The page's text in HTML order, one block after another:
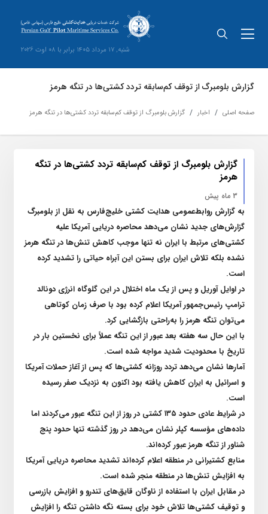
شنبه, 17 مرداد 1405 برابر با 08 اوت 2026
گزارش بلومبرگ از توقف کم‌سابقه تردد کشتی‌ها در تنگه هرمز
صفحه اصلی اخبار گزارش بلومبرگ از توقف کم‌سابقه تردد کشتی‌ها در تنگه هرمز
گزارش بلومبرگ از توقف کم‌سابقه تردد کشتی‌ها در تنگه
هرمز
3 ماه پیش
به گزارش روابط‌عمومی هدایت کشتی خلیج‌فارس به نقل از بلومبرگ
گزارش‌های جدید نشان می‌دهد محاصره دریایی آمریکا علیه
کشتی‌های مرتبط با ایران نه تنها موجب کاهش تنش‌ها در تنگه هرمز
نشده بلکه تلاش ایران برای بستن این آبراه حیاتی را تشدید کرده
است.
در اوایل آوریل و پس از یک ماه اختلال در این گلوگاه انرژی دونالد
ترامپ رئیس‌جمهور آمریکا اعلام کرده بود با صرف زمان کوتاهی
می‌توان تنگه هرمز را به‌راحتی بازگشایی کرد.
با این حال سه هفته بعد عبور از این تنگه عملاً برای نخستین بار در
تاریخ با محدودیت شدید مواجه شده است.
آمارها نشان می‌دهد تردد روزانه کشتی‌ها که پس از آغاز حملات آمریکا
و اسرائیل به ایران کاهش یافته بود اکنون به نزدیک صفر رسیده
است.
در شرایط عادی حدود ۱۳۵کشتی در روز از این تنگه عبور می‌کردند اما
داده‌های مؤسسه کپلر نشان می‌دهد در روز گذشته تنها حدود پنج
شناور از تنگه هرمز عبور کرده‌اند.
منابع کشتیرانی در منطقه اعلام کرده‌اند تشدید محاصره دریایی آمریکا
به افزایش تنش‌ها در منطقه منجر شده است.
در مقابل ایران با استفاده از ناوگان قایق‌های تندرو و افزایش بازرسی
و توقیف کشتی‌ها تلاش خود برای بسته نگه داشتن تنگه را افزایش